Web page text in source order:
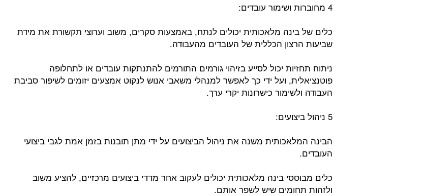
4 מחוברות ושימור עובדים:
כלים של בינה מלאכותית יכולים לנתח, באמצעות סקרים, משוב וערוצי תקשורת את מידת
שביעות הרצון הכללית של העובדים מהעבודה.
ניתוח תחזיות יכול לסייע בזיהוי גורמים התורמים להתנתקות עובדים או לתחלופה
פוטנציאלית, ועל ידי כך לאפשר למנהלי משאבי אנוש לנקוט אמצעים יזומים לשיפור סביבת
העבודה ולשימור כישרונות יקרי ערך.
5 ניהול ביצועים:
הבינה המלאכותית משנה את ניהול הביצועים על ידי מתן תובנות בזמן אמת לגבי ביצועי
העובדים.
כלים מבוססי בינה מלאכותית יכולים לעקוב אחר מדדי ביצועים מרכזיים, להציע משוב
ולזהות תחומים שיש לשפר אותם.